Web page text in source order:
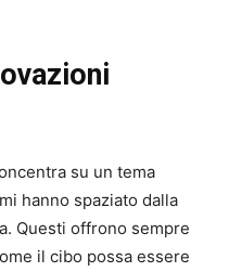
su un tema
hanno spaziato dalla
Questi offrono sempre
il cibo possa essere